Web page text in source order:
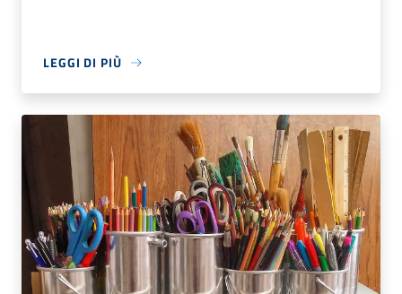
LEGGI DI PIÙ